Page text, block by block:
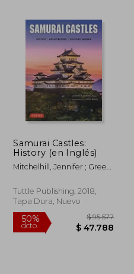
50%
dcto. $
Samurai Castles:
History (en Inglés)
Mitchelhill, Jennifer ; Green,
Tuttle Publishing, 2018,
Tapa Dura, Nuevo